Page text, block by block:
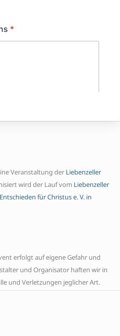
Veranstaltung der Liebenzeller
wird der Lauf vom Liebenzeller
für Christus e. V. in
erfolgt auf eigene Gefahr und
und Organisator haften wir in
und Verletzungen jeglicher Art.